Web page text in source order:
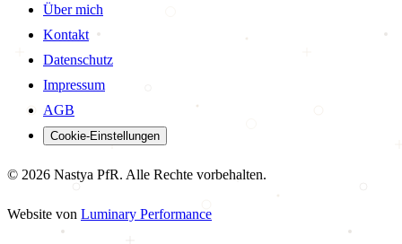
Über mich
Kontakt
Datenschutz
Impressum
AGB
Cookie-Einstellungen
© 2026 Nastya PfR. Alle Rechte vorbehalten.
Website von Luminary Performance